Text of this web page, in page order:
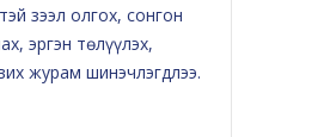
зээл олгох, сонгон
эргэн төлүүлэх,
журам шинэчлэгдлээ.